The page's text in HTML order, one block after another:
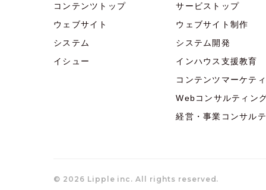
コンテンツトップ
ウェブサイト
システム
イシュー
サービストップ
ウェブサイト制作
システム開発
インハウス支援教育
コンテンツマーケテ
Webコンサルティン
経営・事業コンサル
© 2026 Lipple inc. All rights reserved.